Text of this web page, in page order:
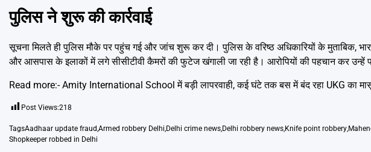
पुलिस ने शुरू की कार्रवाई
सूचना मिलते ही पुलिस मौके पर पहुंच गई और जांच शुरू कर दी। पुलिस के वरिष्ठ अधिकारियों के मुताबिक,
और आसपास के इलाकों में लगे सीसीटीवी कैमरों की फुटेज खंगाली जा रही है। आरोपियों की पहचान कर
Read more:-Amity International School में बड़ी लापरवाही, कई घंटे तक बस में बंद रहा UKG का
Post Views:218
TagsAadhaar update fraud,Armed robbery Delhi,Delhi crime news,Delhi robbery news,Knife point robbery,
Shopkeeper robbed in Delhi